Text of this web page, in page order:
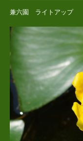
兼六園 ライトアップ